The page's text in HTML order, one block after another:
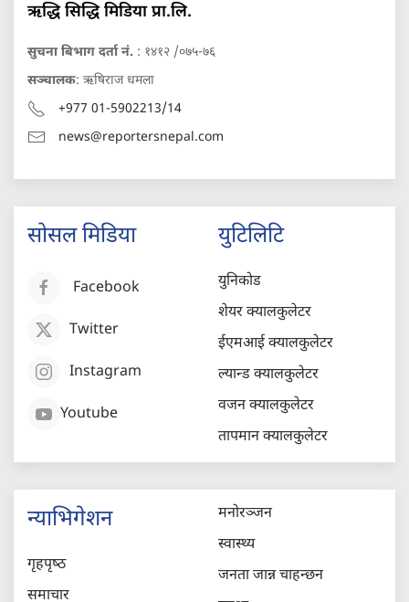
ऋद्धि सिद्धि मिडिया प्रा.लि.
सुचना बिभाग दर्ता नं. : १४१२ /०७५-७६
सञ्चालक: ऋषिराज धमला
+977 01-5902213/14
news@reportersnepal.com
सोसल मिडिया
Facebook
Twitter
Instagram
Youtube
युटिलिटि
युनिकोड
शेयर क्यालकुलेटर
ईएमआई क्यालकुलेटर
ल्यान्ड क्यालकुलेटर
वजन क्यालकुलेटर
तापमान क्यालकुलेटर
न्याभिगेशन
गृहपृष्‍ठ
समाचार
मनोरञ्जन
स्वास्थ्य
जनता जान्न चाहन्छन